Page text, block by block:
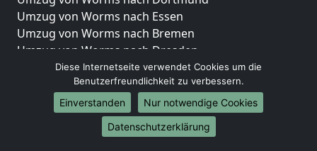
Umzug von Worms nach Essen
Umzug von Worms nach Bremen
Umzug von Worms nach Dresden
Umzug von Worms nach Hannover
Umzug von Worms nach Nürnberg
Umzug von Worms nach Duisburg
Umzug von Worms nach Bochum
Umzug von Worms nach Wuppertal
Diese Internetseite verwendet Cookies um die
Benutzerfreundlichkeit zu verbessern.
Einverstanden
Nur notwendige Cookies
Datenschutzerklärung